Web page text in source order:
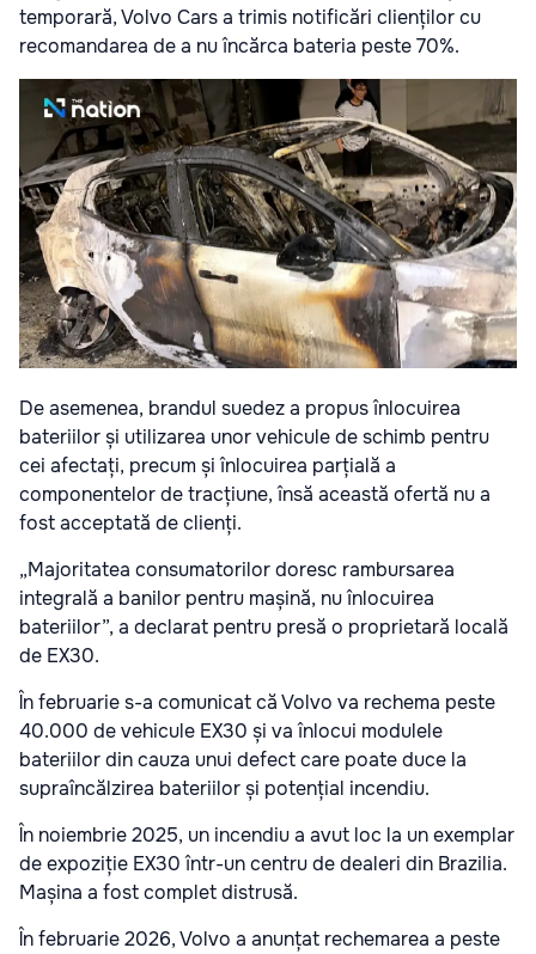
temporară, Volvo Cars a trimis notificări clienților cu
recomandarea de a nu încărca bateria peste 70%.
De asemenea, brandul suedez a propus înlocuirea
bateriilor și utilizarea unor vehicule de schimb pentru
cei afectați, precum și înlocuirea parțială a
componentelor de tracțiune, însă această ofertă nu a
fost acceptată de clienți.
„Majoritatea consumatorilor doresc rambursarea
integrală a banilor pentru mașină, nu înlocuirea
bateriilor”, a declarat pentru presă o proprietară locală
de EX30.
În februarie s-a comunicat că Volvo va rechema peste
40.000 de vehicule EX30 și va înlocui modulele
bateriilor din cauza unui defect care poate duce la
supraîncălzirea bateriilor și potențial incendiu.
În noiembrie 2025, un incendiu a avut loc la un exemplar
de expoziție EX30 într-un centru de dealeri din Brazilia.
Mașina a fost complet distrusă.
În februarie 2026, Volvo a anunțat rechemarea a peste